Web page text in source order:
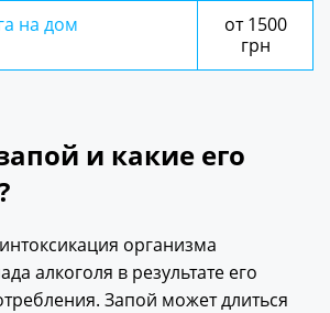
на дом
от 1500
грн
и какие его
организма
алкоголя в результате его
Запой может длиться